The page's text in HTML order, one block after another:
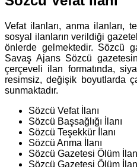
Vefat ilanları, anma ilanları,
sosyal ilanların verildiği
önlerde gelmektedir. Sözcü
Savaş Ajans Sözcü
çerçeveli ilan formatında,
resimsiz, değişik boyutlarda
sunmaktadır.
Sözcü Vefat İlanı
Sözcü Başsağlığı İlanı
Sözcü Teşekkür İlanı
Sözcü Anma İlanı
Sözcü Gazetesi Ölüm
Sözcü Gazetesi Ölüm